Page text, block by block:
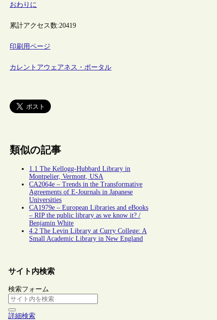
おわりに
累計アクセス数:20419
印刷用ページ
カレントアウェアネス・ポータル
類似の記事
1.1 The Kellogg-Hubbard Library in
Montpelier, Vermont, USA
CA2064e – Trends in the Transformative
Agreements of E-Journals in Japanese
Universities
CA1979e – European Libraries and eBooks
– RIP the public library as we know it? /
Benjamin White
4.2 The Levin Library at Curry College: A
Small Academic Library in New England
サイト内検索
検索フォーム
詳細検索